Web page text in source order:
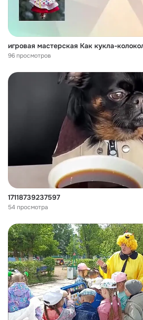
96 просмотров
17118739237597
54 просмотра